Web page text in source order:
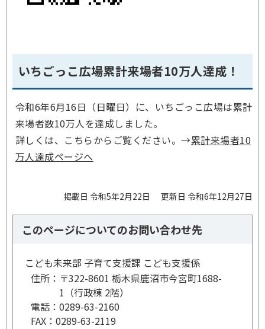
いちごっこ広場累計来場者10万人達成！
令和6年6月16日（日曜日）に、いちごっこ広場は累計
来場者数10万人を達成しました。
詳しくは、こちらからご覧ください。→累計来場者10
万人達成ページへ
掲載日 令和5年2月22日 更新日 令和6年12月27日
このページについてのお問い合わせ先
こども未来部 子育て支援課 こども支援係
住所： 〒322-8601 栃木県鹿沼市今宮町1688-
1（行政棟 2階）
電話： 0289-63-2160
FAX： 0289-63-2119